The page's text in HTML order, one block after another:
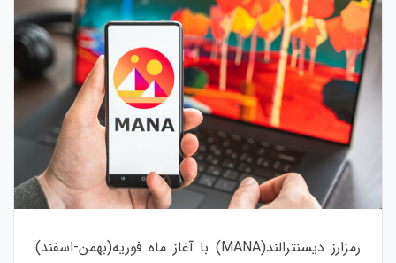
رمزارز دیسنترالند(MANA) با آغاز ماه فوریه(بهمن-اسفند)